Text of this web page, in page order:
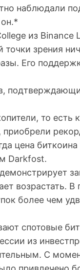
наблюдали
из Binance
точки зрения
Его
то есть
приобрели
цена
Darkfost.
возрастать.
более чем
спотовые
из
С